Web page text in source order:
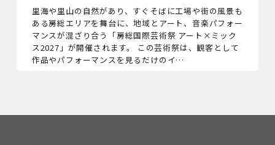
里海や里山の自然があり、すぐそばに工場や街の風景も
ある房総エリアを舞台に、地域とアート、音楽パフォー
マンスが混ざり合う「房総国際芸術祭 アート×ミック
ス2027」が開催されます。 この芸術祭は、観客として
作品やパフォーマンスを見るだけのイ…